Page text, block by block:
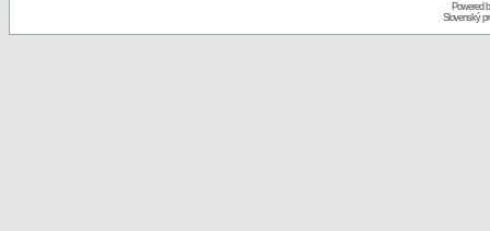
Powered
Slovenský